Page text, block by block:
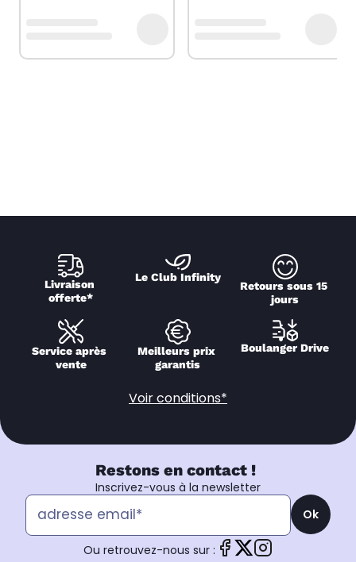
Livraison
offerte*
Le Club Infinity
Retours sous 15
jours
Service après
vente
Meilleurs prix
garantis
Boulanger Drive
Voir conditions*
Restons en contact !
Inscrivez-vous à la newsletter
Ok
Ou retrouvez-nous sur :